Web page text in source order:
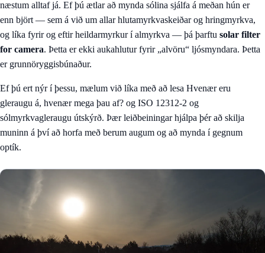
næstum alltaf já. Ef þú ætlar að mynda sólina sjálfa á meðan hún er
enn björt — sem á við um allar hlutamyrkvaskeiðar og hringmyrkva,
og líka fyrir og eftir heildarmyrkur í almyrkva — þá þarftu solar filter
for camera. Þetta er ekki aukahlutur fyrir „alvöru“ ljósmyndara. Þetta
er grunnöryggisbúnaður.
Ef þú ert nýr í þessu, mælum við líka með að lesa Hvenær eru
gleraugu á, hvenær mega þau af? og ISO 12312-2 og
sólmyrkvagleraugu útskýrð. Þær leiðbeiningar hjálpa þér að skilja
muninn á því að horfa með berum augum og að mynda í gegnum
optík.